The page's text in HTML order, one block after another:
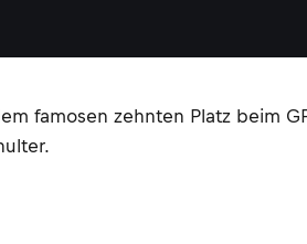
famosen zehnten Platz beim